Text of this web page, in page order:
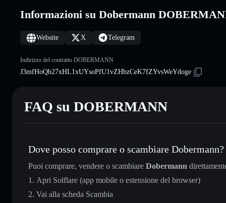
Informazioni su Dobermann
Website X Telegram
Indirizzo del contratto DOBERMANN
J3mfHoQb27xHL1xUYsoPfU1vZHbzCeK7fZYvsWeYdoge
FAQ su DOBERMANN
Dove posso comprare o scambiare Dobermann?
Puoi comprare, vendere o scambiare Dobermann
Apri Solflare (app mobile o estensione del browser)
Vai alla scheda Scambia